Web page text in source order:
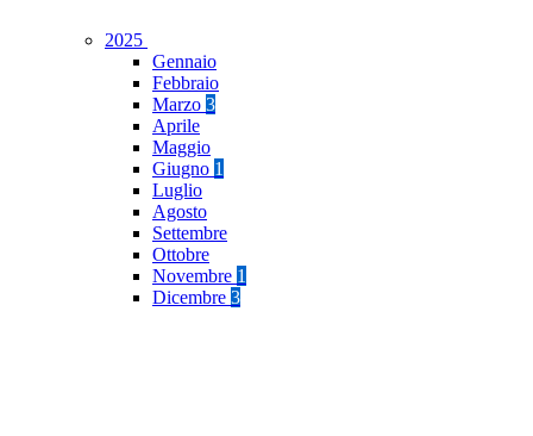
2025
Gennaio
Febbraio
Marzo 3
Aprile
Maggio
Giugno 1
Luglio
Agosto
Settembre
Ottobre
Novembre 1
Dicembre 3